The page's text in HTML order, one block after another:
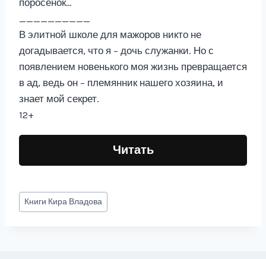
поросёнок…
__________
В элитной школе для мажоров никто не
догадывается, что я – дочь служанки. Но с
появлением новенького моя жизнь превращается
в ад, ведь он – племянник нашего хозяина, и
знает мой секрет.
12+
Читать
Метки
записи:
Книги Кира Владова